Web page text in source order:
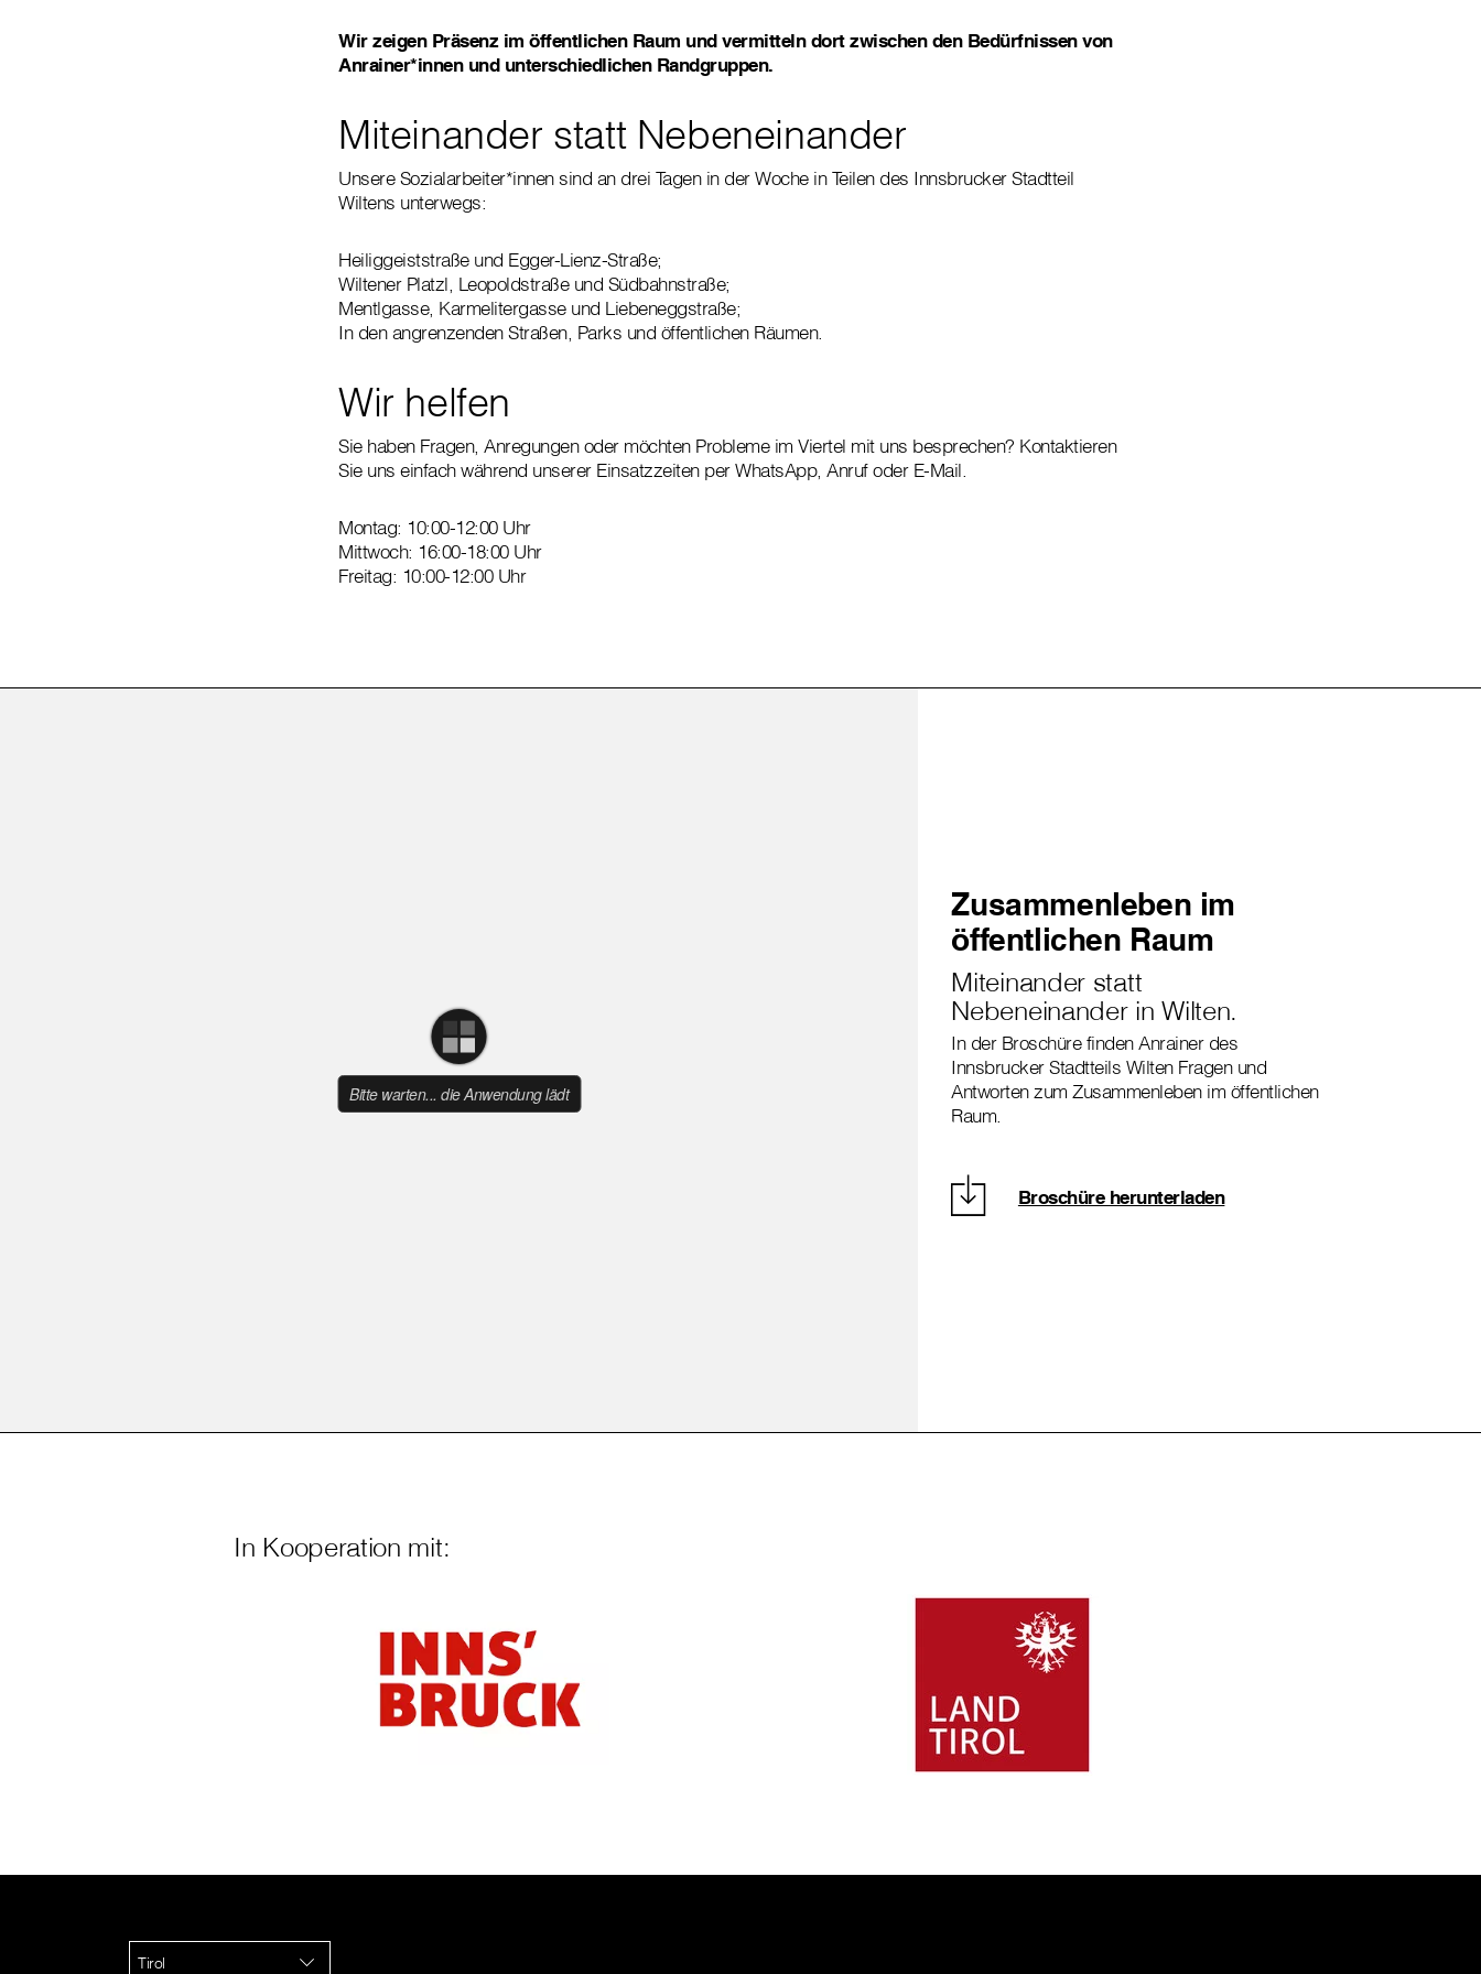
Wir zeigen Präsenz im öffentlichen Raum und vermitteln dort zwischen den Bedürfnissen von
Anrainer*innen und unterschiedlichen Randgruppen.
Miteinander statt Nebeneinander
Unsere Sozialarbeiter*innen sind an drei Tagen in der Woche in Teilen des Innsbrucker Stadtteil
Wiltens unterwegs:
Heiliggeiststraße und Egger-Lienz-Straße;
Wiltener Platzl, Leopoldstraße und Südbahnstraße;
Mentlgasse, Karmelitergasse und Liebeneggstraße;
In den angrenzenden Straßen, Parks und öffentlichen Räumen.
Wir helfen
Sie haben Fragen, Anregungen oder möchten Probleme im Viertel mit uns besprechen? Kontaktieren
Sie uns einfach während unserer Einsatzzeiten per WhatsApp, Anruf oder E-Mail.
Montag: 10:00-12:00 Uhr
Mittwoch: 16:00-18:00 Uhr
Freitag: 10:00-12:00 Uhr
Zusammenleben im
öffentlichen Raum
Miteinander statt
Nebeneinander in Wilten.
In der Broschüre finden Anrainer des
Innsbrucker Stadtteils Wilten Fragen und
Antworten zum Zusammenleben im öffentlichen
Raum.
Broschüre herunterladen
In Kooperation mit:
Tirol